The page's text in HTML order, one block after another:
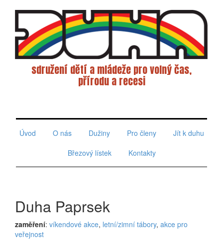
sdružení dětí a mládeže pro volný čas,
přírodu a recesi
Úvod
O nás Dužiny Pro členy
Jít k duhu
Březový lístek
Kontakty
Duha Paprsek
zaměření: víkendové akce, letní/zimní tábory, akce pro
veřejnost